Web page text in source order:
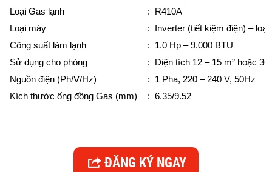
Loại Gas lạnh
:
R410A
Loại máy
:
Inverter (tiết kiệm điện) –
Công suất làm lạnh
:
1.0 Hp – 9.000 BTU
Sử dụng cho phòng
:
Diện tích 12 – 15 m² hoặc
Nguồn điện (Ph/V/Hz)
:
1 Pha, 220 – 240 V, 50Hz
Kích thước ống đồng Gas (mm)
: 6.35/9.52
ĐĂNG KÝ NGAY